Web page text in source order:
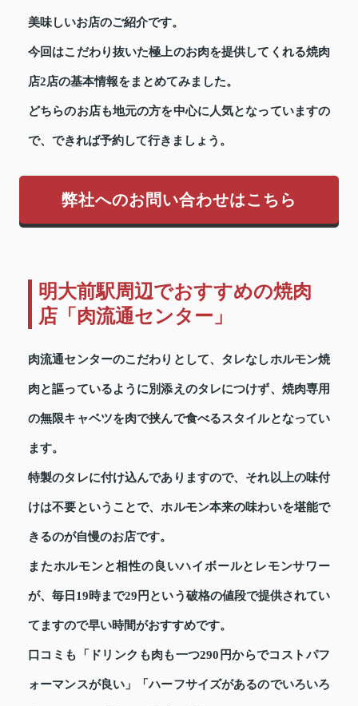
美味しいお店のご紹介です。
今回はこだわり抜いた極上のお肉を提供してくれる焼肉
店2店の基本情報をまとめてみました。
どちらのお店も地元の方を中心に人気となっていますの
で、できれば予約して行きましょう。
弊社へのお問い合わせはこちら
明大前駅周辺でおすすめの焼肉
店「肉流通センター」
肉流通センターのこだわりとして、タレなしホルモン焼
肉と謳っているように別添えのタレにつけず、焼肉専用
の無限キャベツを肉で挟んで食べるスタイルとなってい
ます。
特製のタレに付け込んでありますので、それ以上の味付
けは不要ということで、ホルモン本来の味わいを堪能で
きるのが自慢のお店です。
またホルモンと相性の良いハイボールとレモンサワー
が、毎日19時まで29円という破格の値段で提供されてい
てますので早い時間がおすすめです。
口コミも「ドリンクも肉も一つ290円からでコストパフ
ォーマンスが良い」「ハーフサイズがあるのでいろいろ